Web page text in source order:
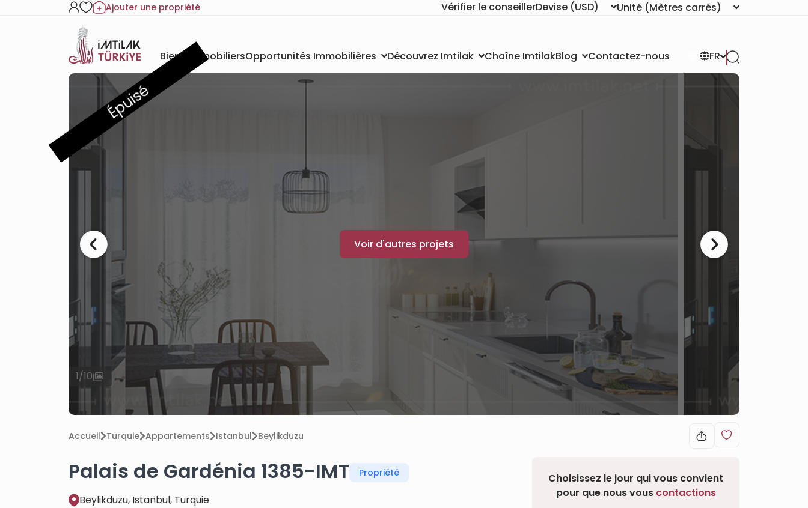
Ajouter une propriété Vérifier le conseillerDevise (USD) Unité (Mètres carrés)
Biens immobiliersOpportunités Immobilières Découvrez Imtilak Chaîne ImtilakBlog Contactez-nous FR
Épuisé
Voir d'autres projets
1/10
Accueil Turquie Appartements Istanbul Beylikduzu
Palais de Gardénia 1385-IMT Propriété
Beylikduzu, Istanbul, Turquie
Choisissez le jour qui vous convient
pour que nous vous contactions